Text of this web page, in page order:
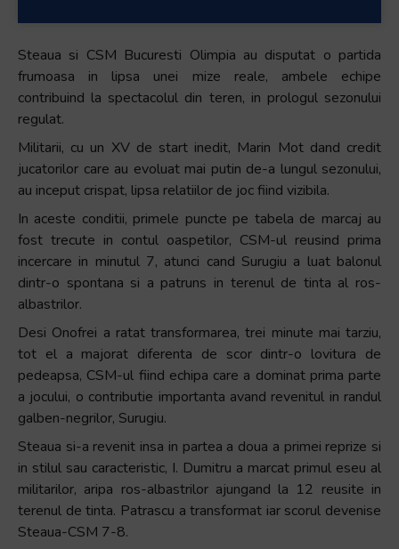
Steaua si CSM Bucuresti Olimpia au disputat o partida
frumoasa in lipsa unei mize reale, ambele echipe
contribuind la spectacolul din teren, in prologul sezonului
regulat.
Militarii, cu un XV de start inedit, Marin Mot dand credit
jucatorilor care au evoluat mai putin de-a lungul sezonului,
au inceput crispat, lipsa relatiilor de joc fiind vizibila.
In aceste conditii, primele puncte pe tabela de marcaj au
fost trecute in contul oaspetilor, CSM-ul reusind prima
incercare in minutul 7, atunci cand Surugiu a luat balonul
dintr-o spontana si a patruns in terenul de tinta al ros-
albastrilor.
Desi Onofrei a ratat transformarea, trei minute mai tarziu,
tot el a majorat diferenta de scor dintr-o lovitura de
pedeapsa, CSM-ul fiind echipa care a dominat prima parte
a jocului, o contributie importanta avand revenitul in randul
galben-negrilor, Surugiu.
Steaua si-a revenit insa in partea a doua a primei reprize si
in stilul sau caracteristic, I. Dumitru a marcat primul eseu al
militarilor, aripa ros-albastrilor ajungand la 12 reusite in
terenul de tinta. Patrascu a transformat iar scorul devenise
Steaua-CSM 7-8.